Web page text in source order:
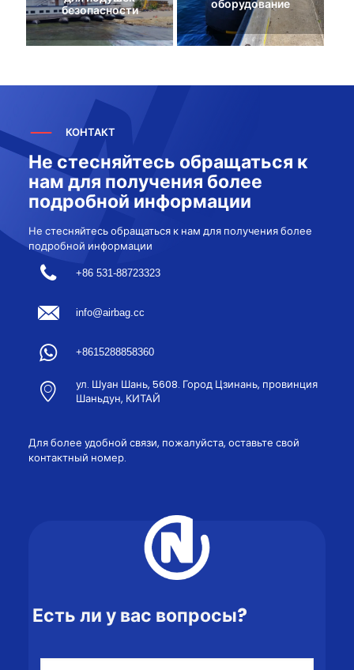
безопасности
оборудование
КОНТАКТ
Не стесняйтесь обращаться к
нам для получения более
подробной информации
Не стесняйтесь обращаться к нам для получения более
подробной информации
+86 531-88723323
info@airbag.cc
+8615288858360
ул. Шуан Шань, 5608. Город Цзинань, провинция
Шаньдун, КИТАЙ
Для более удобной связи, пожалуйста, оставьте свой
контактный номер.
Есть ли у вас вопросы?